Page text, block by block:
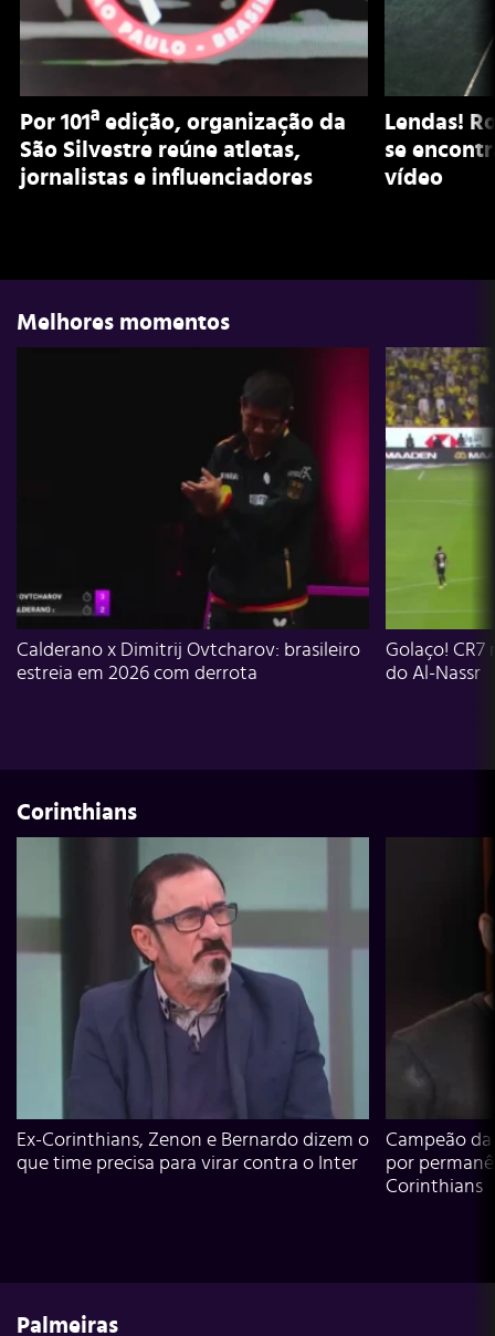
Por 101ª edição, organização da
São Silvestre reúne atletas,
jornalistas e influenciadores
Lendas!
se
vídeo
Melhores momentos
Calderano x Dimitrij Ovtcharov: brasileiro
estreia em 2026 com derrota
Golaço!
do Al-Nassr
Corinthians
Ex-Corinthians, Zenon e Bernardo dizem o
que time precisa para virar contra o Inter
Campeão
por
Corinthians
Palmeiras